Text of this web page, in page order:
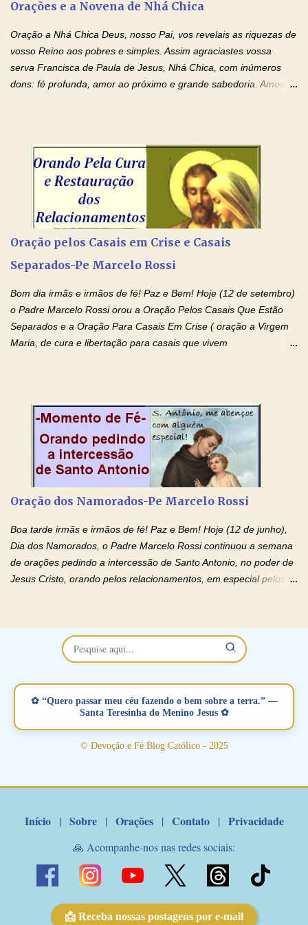
amo. Nós precisamos desesperadamente de cura física e
espiritual, através do toque consolador de tuas Mãos
ensanguentadas e infinitamente poderosas. Eu reconheço,
apesar de toda a minha limitação e da infinidade dos meus ...
Orações e a Novena de Nhá Chica
Oração a Nhá Chica Deus, nosso Pai, vos revelais as riquezas de
vosso Reino aos pobres e simples. Assim agraciastes vossa
serva Francisca de Paula de Jesus, Nhá Chica, com inúmeros
dons: fé profunda, amor ao próximo e grande sabedoria. Amou a
Senhor Jesus Cristo, vosso Filho, na unidade do Espírito Santo.
Amém. Novena a Nhá Chica (Oração para obter os favores
celestiais através da intercessão da Serva de Deus Nhá Chica)
(Rezar durante nove dias seguidos ou intercalados) Nhá Chica,
recorro a vós como intercessora entre a Bondade Divina e as
entregueis nas mãos do Santíssimo o meu pedido urgente (Fazer
o pedido). Acolhei, Nhá Chica, no vosso coração bondoso as
Oração pelos Casais em Crise e Casais
Separados-Pe Marcelo Rossi
Bom dia irmãs e irmãos de fé! Paz e Bem! Hoje (12 de setembro)
o Padre Marcelo Rossi orou a Oração Pelos Casais Que Estão
Separados e a Oração Para Casais Em Crise ( oração a Virgem
Maria, de cura e libertação para casais que vivem
no programa de rádio Momento de Fé, pela cura dos
relacionamentos. Seu relacionamento está doente? Você está
sofrendo? Então ouça o Momento de Fé e entre nesta corrente
de orações abençoadas, d eixe o Amor Ágape de Jesus curar e
restaurar você e seu relacionamento. Adriana-Devoção e Fé
separados, devido ao envolvimento de outras pessoas no
relacionamento e que minaram, espiritualmente, a relação do
casal. Vamos orar (coloque o seu esposo ou esposa diante de
Deus). "Senhor Jesus, restaura os laços ...
Oração dos Namorados-Pe Marcelo Rossi
Boa tarde irmãs e irmãos de fé! Paz e Bem! Hoje (12 de junho),
Dia dos Namorados, o Padre Marcelo Rossi continuou a semana
de orações pedindo a intercessão de Santo Antonio, no poder de
Jesus Cristo, orando pelos relacionamentos, em especial pelos
maravilhosos cartões que coloquei aqui para vocês. Não perca
esta abençoada semana no Momento de Fé do Padre Marcelo,
vamos juntos formar esta forte corrente de orações. Você que
verdadeiro, ou que está com problemas no relacionamento
amoroso, creia na poderosa intercessão deste santo amigo:
Santo Antonio! Tenha fé, não desista, pois ele intercede por nós
junto a Jesus! Fique no Amor Ágape de Jesus e no Amor Materno
✿ “Quero passar meu céu fazendo o bem sobre a terra.” —
Santa Teresinha do Menino Jesus ✿
© Devoção e Fé Blog Católico - 2025
Início | Sobre | Orações | Contato | Privacidade
🙏 Acompanhe-nos nas redes sociais:
📩 Receba nossas postagens por e-mail